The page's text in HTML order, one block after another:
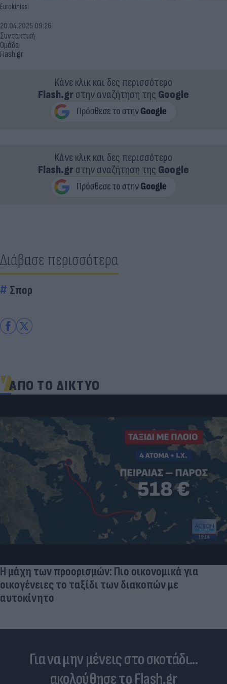
Eurokinissi
Συντακτική
Ομάδα
Flash.gr
20.04.2025 09:26
Κάνε κλικ και δες περισσότερο
Flash.grστην αναζήτηση της Google
Κάνε κλικ και δες περισσότερο
Flash.grστην αναζήτηση της Google
Διάβασε περισσότερα
Σπορ
ΑΠΟ ΤΟ ΔΙΚΤΥΟ
προορισμών: Πιο οικονομικά για
το ταξίδι των διακοπών με
του
Για να μην μένεις στο σκοτάδι...
ακολούθησε το Flash.gr